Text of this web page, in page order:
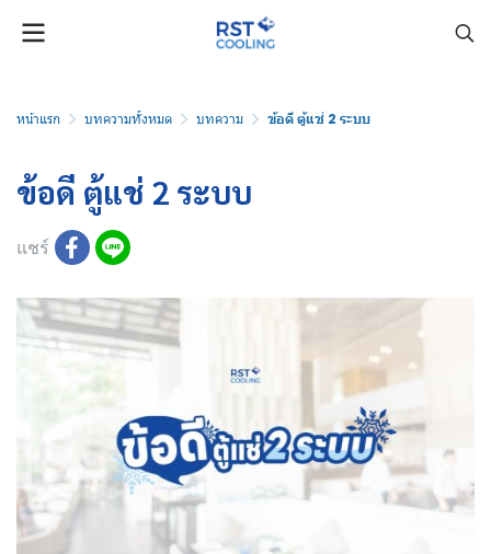
หน้าแรก บทความทั้งหมด บทความ ข้อดี ตู้แช่ 2 ระบบ
ข้อดี ตู้แช่ 2 ระบบ
แชร์